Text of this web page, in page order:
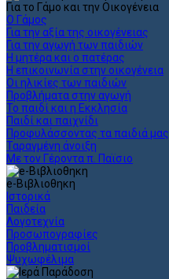
Για το Γάμο και την Οικογένεια
Ο Γάμος
Για την αξία της οικογένειας
Για την αγωγή των παιδιών
Η μητέρα και ο πατέρας
Η επικοινωνία στην οικογένεια
Οι ηλικίες των παιδιών
Προβλήματα στην αγωγή
Το παιδί και η Εκκλησία
Παιδί και παιχνίδι
Προφυλάσσοντας τα παιδιά μας
Ταραγμένη άνοιξη
Με τον Γέροντα π. Παϊσιο
e-Βιβλιοθηκη
Ιστορικά
Παιδεία
Λογοτεχνία
Προσωπογραφίες
Προβληματισμοί
Ψυχωφέλιμα